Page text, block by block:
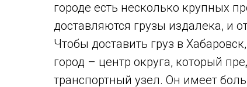
городе есть несколько крупных
доставляются грузы издалека, и
Чтобы доставить груз в
город – центр округа, который
транспортный узел. Он имеет